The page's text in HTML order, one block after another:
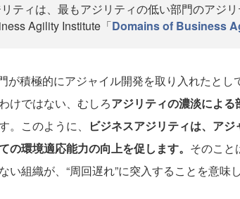
リティは、最もアジリティの低い部門のアジ
Agility Institute「Domains of Business
が積極的にアジャイル開発を取り入れたとし
けではない、むしろアジリティの濃淡によ
。このように、
ビジネスアジリティは、ア
の環境適応能力の向上を促します。 そのこと
い組織が、“周回遅れ”に突入することを意味し